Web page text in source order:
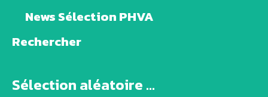
News Sélection PHVA
Rechercher
Sélection aléatoire ...